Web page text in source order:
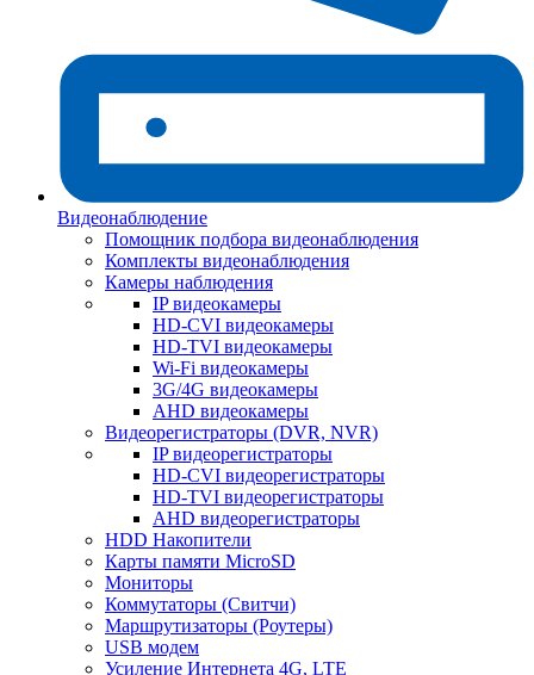
Видеонаблюдение
Помощник подбора видеонаблюдения
Комплекты видеонаблюдения
Камеры наблюдения
IP видеокамеры
HD-CVI видеокамеры
HD-TVI видеокамеры
Wi-Fi видеокамеры
3G/4G видеокамеры
AHD видеокамеры
Видеорегистраторы (DVR, NVR)
IP видеорегистраторы
HD-CVI видеорегистраторы
HD-TVI видеорегистраторы
AHD видеорегистраторы
HDD Накопители
Карты памяти MicroSD
Мониторы
Коммутаторы (Свитчи)
Маршрутизаторы (Роутеры)
USB модем
Усиление Интернета 4G, LTE